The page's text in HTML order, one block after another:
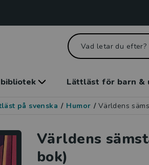
Lättläst för barn &
på svenska / Humor / Världens
Världens
bok)